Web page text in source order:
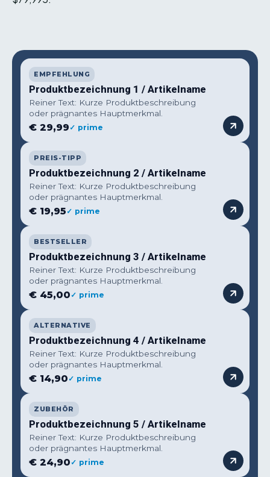
EMPFEHLUNG
Produktbezeichnung 1 / Artikelname
Reiner Text: Kurze Produktbeschreibung
oder prägnantes Hauptmerkmal.
€ 29,99✓ prime
PREIS-TIPP
Produktbezeichnung 2 / Artikelname
Reiner Text: Kurze Produktbeschreibung
oder prägnantes Hauptmerkmal.
€ 19,95✓ prime
BESTSELLER
Produktbezeichnung 3 / Artikelname
Reiner Text: Kurze Produktbeschreibung
oder prägnantes Hauptmerkmal.
€ 45,00✓ prime
ALTERNATIVE
Produktbezeichnung 4 / Artikelname
Reiner Text: Kurze Produktbeschreibung
oder prägnantes Hauptmerkmal.
€ 14,90✓ prime
ZUBEHÖR
Produktbezeichnung 5 / Artikelname
Reiner Text: Kurze Produktbeschreibung
oder prägnantes Hauptmerkmal.
€ 24,90✓ prime